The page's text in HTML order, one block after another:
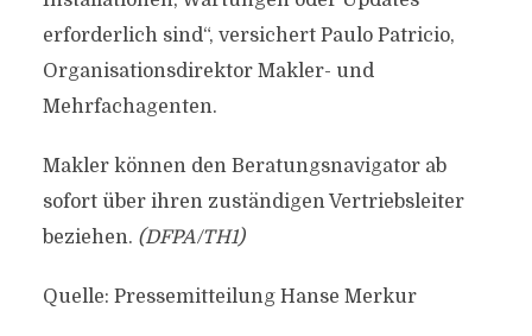
erforderlich sind“, versichert Paulo Patricio,
Organisationsdirektor Makler- und
Mehrfachagenten.
Makler können den Beratungsnavigator ab
sofort über ihren zuständigen Vertriebsleiter
beziehen. (DFPA/TH1)
Quelle: Pressemitteilung Hanse Merkur